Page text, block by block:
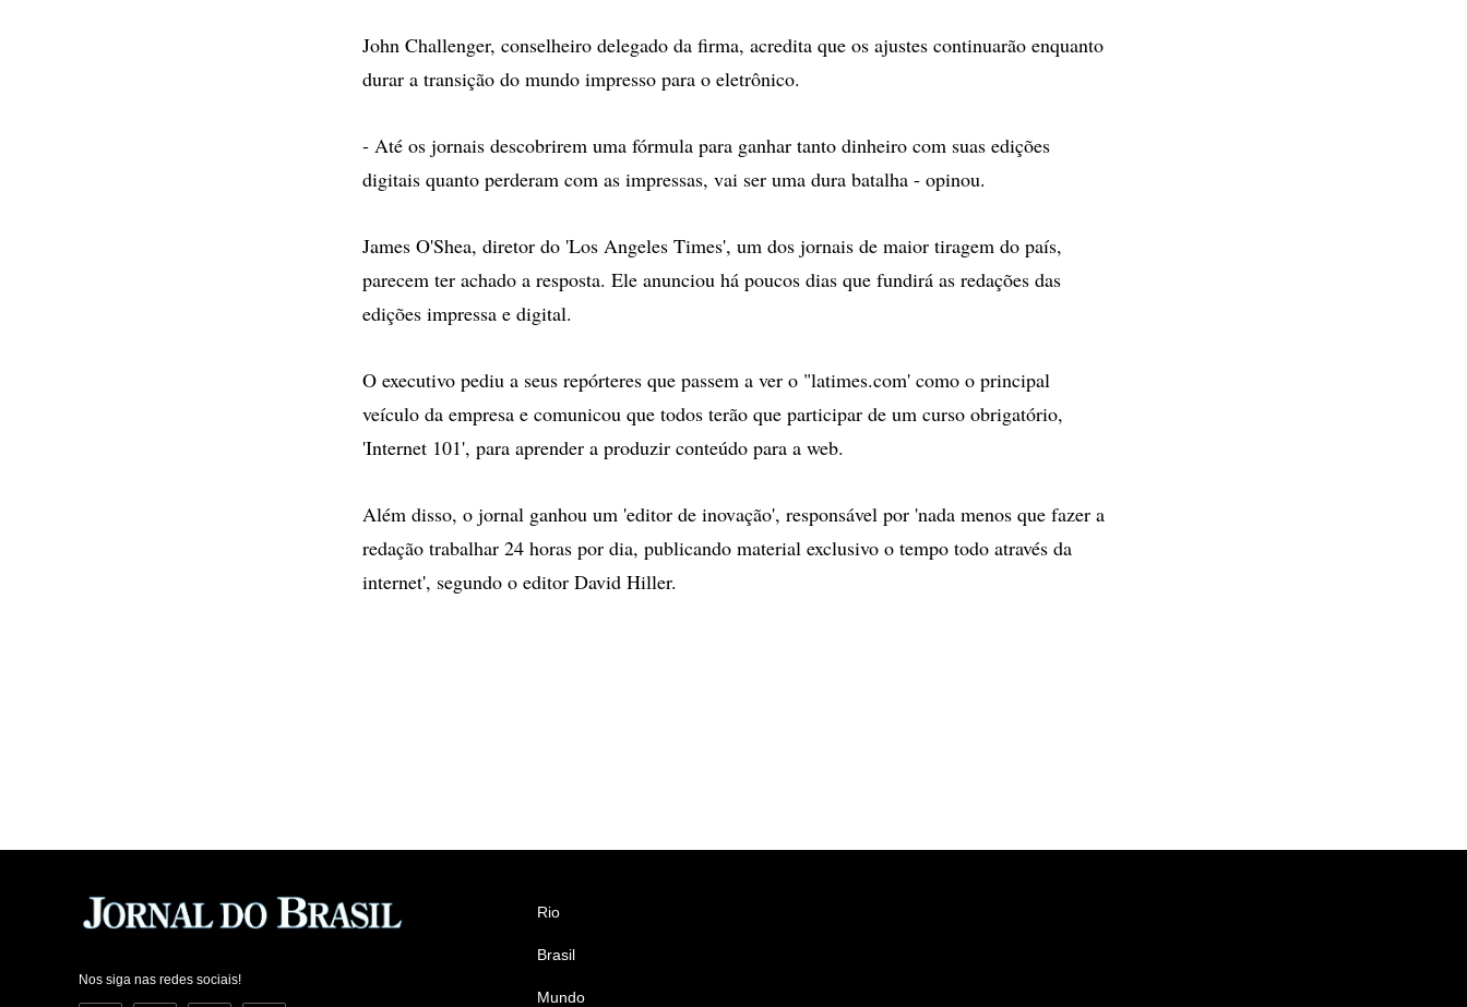
John Challenger, conselheiro delegado da firma, acredita que os ajustes continuarão enquanto
durar a transição do mundo impresso para o eletrônico.
- Até os jornais descobrirem uma fórmula para ganhar tanto dinheiro com suas edições
digitais quanto perderam com as impressas, vai ser uma dura batalha - opinou.
James O'Shea, diretor do 'Los Angeles Times', um dos jornais de maior tiragem do país,
parecem ter achado a resposta. Ele anunciou há poucos dias que fundirá as redações das
edições impressa e digital.
O executivo pediu a seus repórteres que passem a ver o "latimes.com' como o principal
veículo da empresa e comunicou que todos terão que participar de um curso obrigatório,
'Internet 101', para aprender a produzir conteúdo para a web.
Além disso, o jornal ganhou um 'editor de inovação', responsável por 'nada menos que fazer a
redação trabalhar 24 horas por dia, publicando material exclusivo o tempo todo através da
internet', segundo o editor David Hiller.
Nos siga nas redes sociais!
Rio
Brasil
Mundo